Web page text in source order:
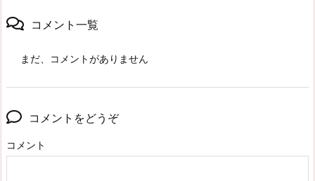
コメント一覧
まだ、コメントがありません
コメントをどうぞ
コメント